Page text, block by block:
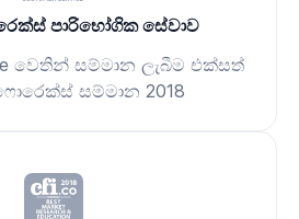
පාරිභෝගික සේවාව
වෙතින් සම්මාන ලැබීම එක්සත්
සම්මාන 2018